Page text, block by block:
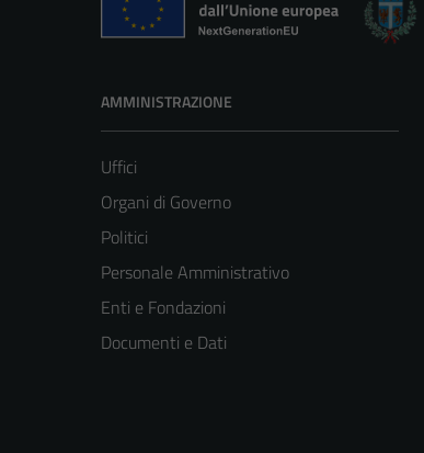
AMMINISTRAZIONE
Uffici
Organi di Governo
Politici
Personale Amministrativo
Enti e Fondazioni
Documenti e Dati